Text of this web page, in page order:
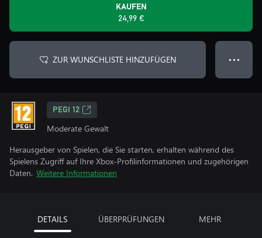
KAUFEN
24,99 €
ZUR WUNSCHLISTE HINZUFÜGEN ● ● ●
PEGI 12
Moderate Gewalt
Herausgeber von Spielen, die Sie starten, erhalten während des
Spielens Zugriff auf Ihre Xbox-Profilinformationen und zugehörigen
Daten. Weitere Informationen
DETAILS ÜBERPRÜFUNGEN MEHR